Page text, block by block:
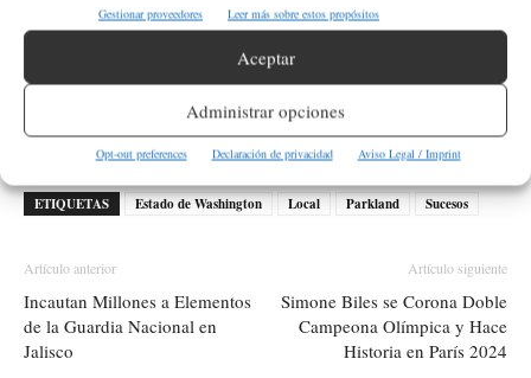
Gestionar proveedores
Leer más sobre estos propósitos
Aceptar
Administrar opciones
Opt-out preferences Declaración de privacidad Aviso Legal / Imprint
Los ciudadanos pueden ayudar en la investigación contactando
al Departamento del Sheriff del Condado de Pierce (PCSD) o
haciendo una denuncia anónima a través de Crime Stoppers, si
tienen información sobre el tiroteo en Parkland
ETIQUETAS Estado de Washington Local Parkland Sucesos
Artículo anterior
Incautan Millones a Elementos
de la Guardia Nacional en
Jalisco
Artículo siguiente
Simone Biles se Corona Doble
Campeona Olímpica y Hace
Historia en París 2024